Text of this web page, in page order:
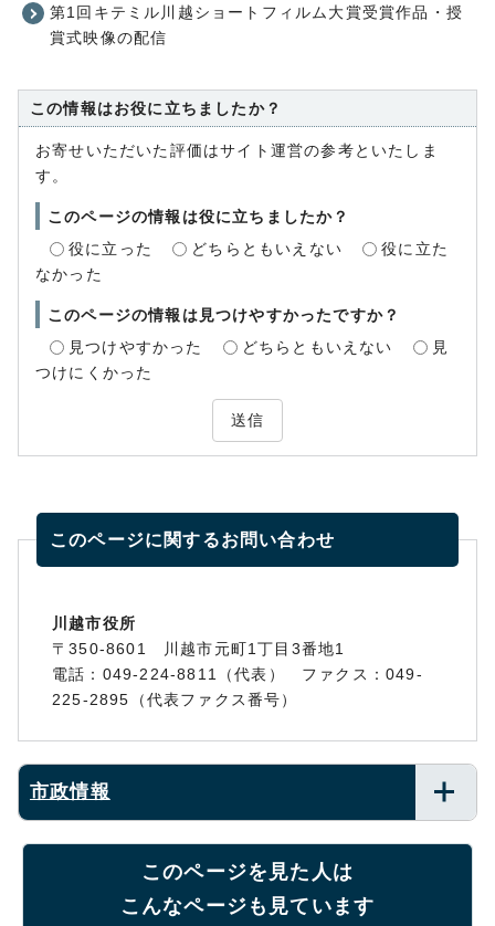
第1回キテミル川越ショートフィルム大賞受賞作品・授
賞式映像の配信
この情報はお役に立ちましたか？
お寄せいただいた評価はサイト運営の参考といたしま
す。
このページの情報は役に立ちましたか？
役に立った
どちらともいえない
役に立た
なかった
このページの情報は見つけやすかったですか？
見つけやすかった
どちらともいえない
見
つけにくかった
送信
このページに関するお問い合わせ
川越市役所
〒350-8601 川越市元町1丁目3番地1
電話：049-224-8811（代表） ファクス：049-
225-2895（代表ファクス番号）
市政情報
このページを見た人は
こんなページも見ています